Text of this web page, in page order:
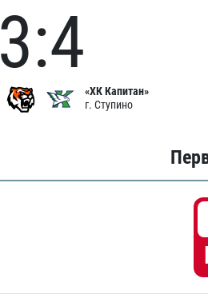
3:4
«ХК Капитан»
г. Ступино